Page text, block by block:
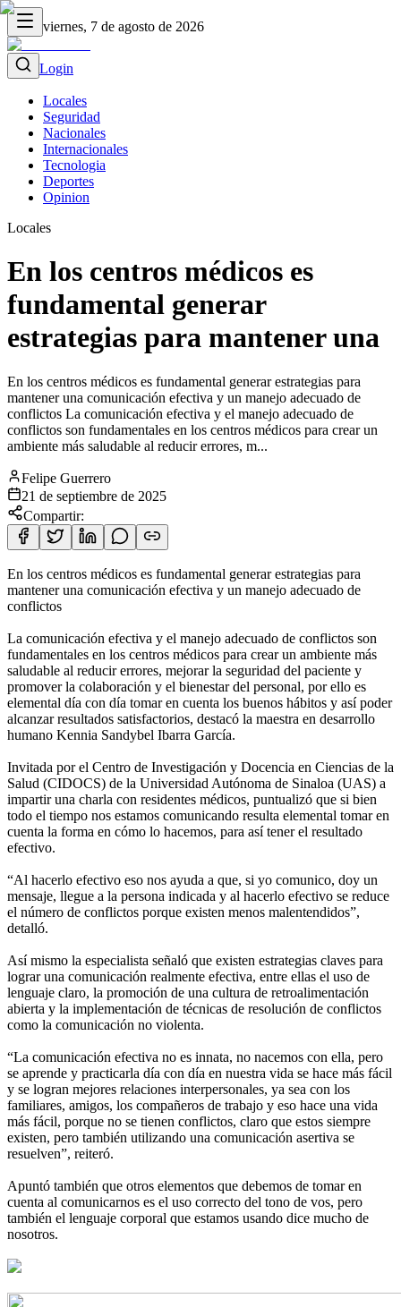
viernes, 7 de agosto de 2026
Login
Locales
Seguridad
Nacionales
Internacionales
Tecnologia
Deportes
Opinion
Locales
En los centros médicos es
fundamental generar
estrategias para mantener una
En los centros médicos es fundamental generar estrategias para
mantener una comunicación efectiva y un manejo adecuado de
conflictos La comunicación efectiva y el manejo adecuado de
conflictos son fundamentales en los centros médicos para crear un
ambiente más saludable al reducir errores, m...
Felipe Guerrero
21 de septiembre de 2025
Compartir:
En los centros médicos es fundamental generar estrategias para
mantener una comunicación efectiva y un manejo adecuado de
conflictos
La comunicación efectiva y el manejo adecuado de conflictos son
fundamentales en los centros médicos para crear un ambiente más
saludable al reducir errores, mejorar la seguridad del paciente y
promover la colaboración y el bienestar del personal, por ello es
elemental día con día tomar en cuenta los buenos hábitos y así poder
alcanzar resultados satisfactorios, destacó la maestra en desarrollo
humano Kennia Sandybel Ibarra García.
Invitada por el Centro de Investigación y Docencia en Ciencias de la
Salud (CIDOCS) de la Universidad Autónoma de Sinaloa (UAS) a
impartir una charla con residentes médicos, puntualizó que si bien
todo el tiempo nos estamos comunicando resulta elemental tomar en
cuenta la forma en cómo lo hacemos, para así tener el resultado
efectivo.
“Al hacerlo efectivo eso nos ayuda a que, si yo comunico, doy un
mensaje, llegue a la persona indicada y al hacerlo efectivo se reduce
el número de conflictos porque existen menos malentendidos”,
detalló.
Así mismo la especialista señaló que existen estrategias claves para
lograr una comunicación realmente efectiva, entre ellas el uso de
lenguaje claro, la promoción de una cultura de retroalimentación
abierta y la implementación de técnicas de resolución de conflictos
como la comunicación no violenta.
“La comunicación efectiva no es innata, no nacemos con ella, pero
se aprende y practicarla día con día en nuestra vida se hace más fácil
y se logran mejores relaciones interpersonales, ya sea con los
familiares, amigos, los compañeros de trabajo y eso hace una vida
más fácil, porque no se tienen conflictos, claro que estos siempre
existen, pero también utilizando una comunicación asertiva se
resuelven”, reiteró.
Apuntó también que otros elementos que debemos de tomar en
cuenta al comunicarnos es el uso correcto del tono de vos, pero
también el lenguaje corporal que estamos usando dice mucho de
nosotros.